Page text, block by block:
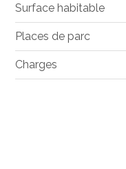
Surface habitable
Places de parc
Charges